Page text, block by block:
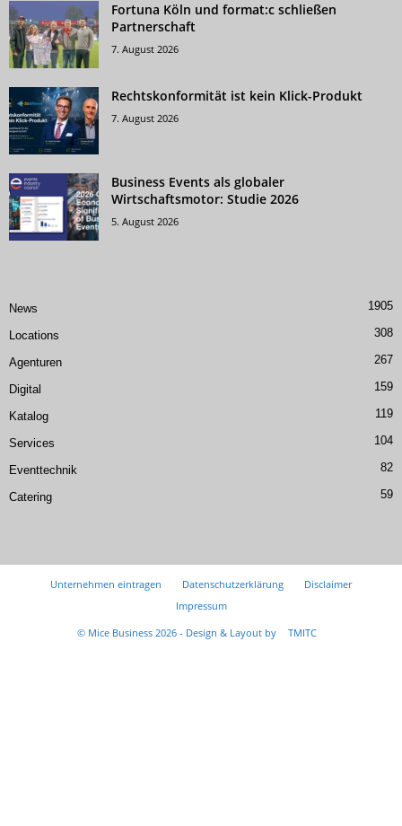
Fortuna Köln und format:c schließen
Partnerschaft
7. August 2026
Rechtskonformität ist kein Klick-Produkt
7. August 2026
Business Events als globaler
Wirtschaftsmotor: Studie 2026
5. August 2026
News 1905
Locations 308
Agenturen 267
Digital 159
Katalog 119
Services 104
Eventtechnik 82
Catering 59
Unternehmen eintragen Datenschutzerklärung
Disclaimer
Impressum
© Mice Business 2026 - Design & Layout by
TMITC